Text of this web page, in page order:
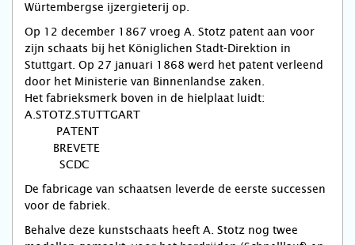
Würtembergse ijzergieterij op.
Op 12 december 1867 vroeg A. Stotz patent aan voor
zijn schaats bij het Königlichen Stadt-Direktion in
Stuttgart. Op 27 januari 1868 werd het patent verleend
door het Ministerie van Binnenlandse zaken.
Het fabrieksmerk boven in de hielplaat luidt:
A.STOTZ.STUTTGART
PATENT
BREVETE
SCDC
De fabricage van schaatsen leverde de eerste successen
voor de fabriek.
Behalve deze kunstschaats heeft A. Stotz nog twee